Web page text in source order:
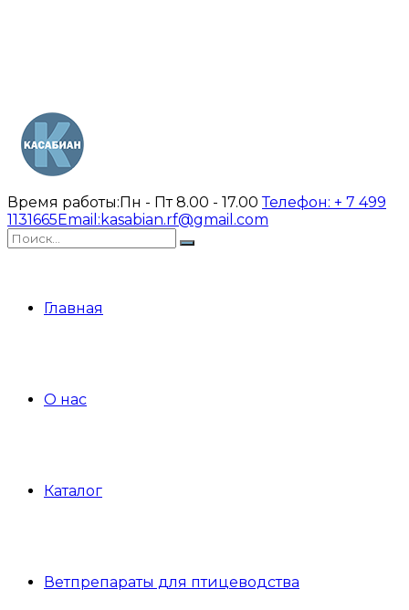
Время работы:Пн - Пт 8.00 - 17.00Телефон: + 7 499
1131665Email: kasabian.rf@gmail.com
Главная
О нас
Каталог
Ветпрепараты для птицеводства